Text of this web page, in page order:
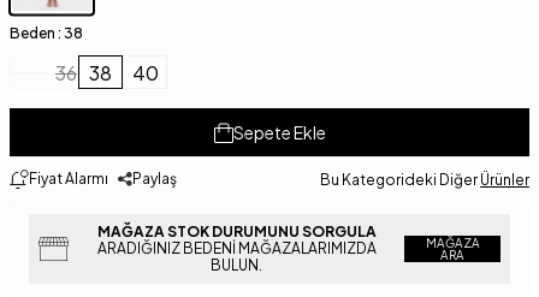
Beden : 38
36 38 40
Sepete Ekle
Fiyat Alarmı Paylaş Bu Kategorideki Diğer Ürünler
MAĞAZA STOK DURUMUNU SORGULA
ARADIĞINIZ BEDENI MAĞAZALARIMIZDA
BULUN.
MAĞAZA
ARA